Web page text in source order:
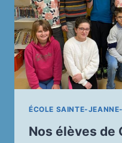
ÉCOLE SAINTE-
Nos élèves de